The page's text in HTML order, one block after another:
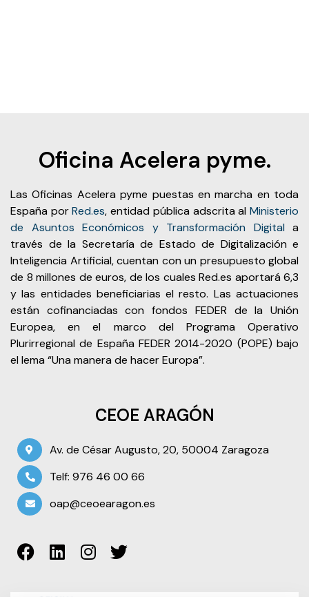
Oficina Acelera pyme.
Las Oficinas Acelera pyme puestas en marcha en toda
España porRed.es, entidad pública adscrita alMinisterio
de Asuntos Económicos y Transformación Digital a
través de la Secretaría de Estado de Digitalización e
Inteligencia Artificial, cuentan con un presupuesto global
de 8 millones de euros, de los cuales Red.es aportará 6,3
y las entidades beneficiarias el resto. Las actuaciones
están cofinanciadas con fondos FEDER de la Unión
Europea, en el marco del Programa Operativo
Plurirregional de España FEDER 2014-2020 (POPE) bajo
el lema “Una manera de hacer Europa”.
CEOE ARAGÓN
Av. de César Augusto, 20, 50004 Zaragoza
Telf: 976 46 00 66
oap@ceoearagon.es